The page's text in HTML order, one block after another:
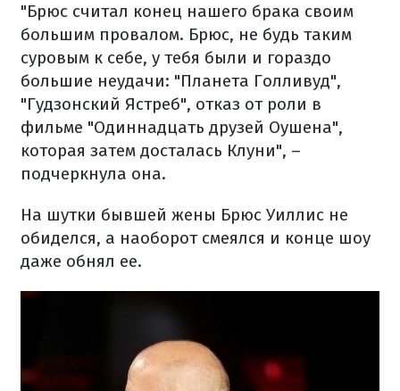
"Брюс считал конец нашего брака своим
большим провалом. Брюс, не будь таким
суровым к себе, у тебя были и гораздо
большие неудачи: "Планета Голливуд",
"Гудзонский Ястреб", отказ от роли в
фильме "Одиннадцать друзей Оушена",
которая затем досталась Клуни", –
подчеркнула она.
На шутки бывшей жены Брюс Уиллис не
обиделся, а наоборот смеялся и конце шоу
даже обнял ее.